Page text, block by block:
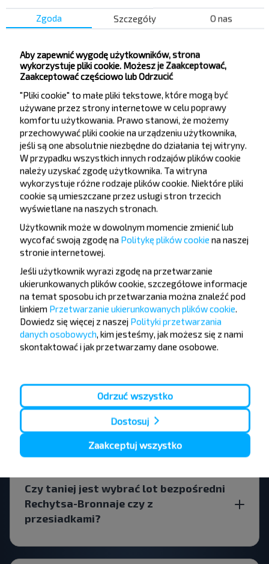
taniej?
ofert od serwisu INFOBUS. Zapisz się do
newslettera i podróżuj z nami jeszcze taniej!
Zapisz się
FAQ
Jak można kupić bilety autobusowe
Rechytsa-Bronnaje?
Czy istnieją ograniczenia dotyczące
podróżowania Rechytsa-Bronnaje?
Jak długo przed wylotem szukać biletu
Rechytsa-Bronnaje?
Czy taniej jest wybrać lot bezpośredni
Rechytsa-Bronnaje czy z
przesiadkami?
Zgoda Szczegóły O nas
Aby zapewnić wygodę użytkowników, strona
wykorzystuje pliki cookie. Możesz je Zaakceptować,
Zaakceptować częściowo lub Odrzucić
"Pliki cookie" to małe pliki tekstowe, które mogą być
używane przez strony internetowe w celu poprawy
komfortu użytkowania. Prawo stanowi, że możemy
przechowywać pliki cookie na urządzeniu użytkownika,
jeśli są one absolutnie niezbędne do działania tej witryny.
W przypadku wszystkich innych rodzajów plików cookie
należy uzyskać zgodę użytkownika. Ta witryna
wykorzystuje różne rodzaje plików cookie. Niektóre pliki
cookie są umieszczane przez usługi stron trzecich
wyświetlane na naszych stronach.
Użytkownik może w dowolnym momencie zmienić lub
wycofać swoją zgodę na Politykę plików cookie na naszej
stronie internetowej.
Jeśli użytkownik wyrazi zgodę na przetwarzanie
ukierunkowanych plików cookie, szczegółowe informacje
na temat sposobu ich przetwarzania można znaleźć pod
linkiem Przetwarzanie ukierunkowanych plików cookie.
Dowiedz się więcej z naszej Polityki przetwarzania
danych osobowych, kim jesteśmy, jak możesz się z nami
skontaktować i jak przetwarzamy dane osobowe.
Odrzuć wszystko
Dostosuj
Zaakceptuj wszystko